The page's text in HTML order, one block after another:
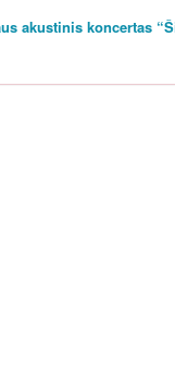
akustinis koncertas